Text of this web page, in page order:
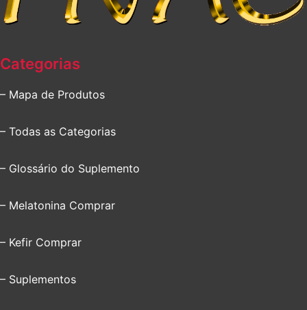
Categorias
– Mapa de Produtos
– Todas as Categorias
– Glossário do Suplemento
– Melatonina Comprar
– Kefir Comprar
– Suplementos